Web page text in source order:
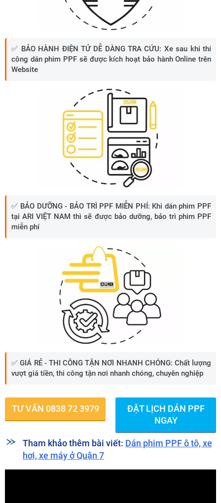
✅ BẢO HÀNH ĐIỆN TỬ DỄ DÀNG TRA CỨU: Xe sau khi thi
công dán phim PPF sẽ được kích hoạt bảo hành Online trên
Website
✅ BẢO DƯỠNG - BẢO TRÌ PPF MIỄN PHÍ: Khi dán phim PPF
tại ARI VIỆT NAM thì sẽ được bảo dưỡng, bảo trì phim PPF
miễn phí
✅GIÁ RẺ - THI CÔNG TẬN NƠI NHANH CHÓNG: Chất lượng
vượt giá tiền, thi công tận nơi nhanh chóng, chuyên nghiệp
TƯ VẤN 0838 72 3979
ĐẶT LỊCH DÁN PPF
NGAY
Tham khảo thêm bài viết: Dán phim PPF ô tô, xe
hơi, xe máy ở Quận 7